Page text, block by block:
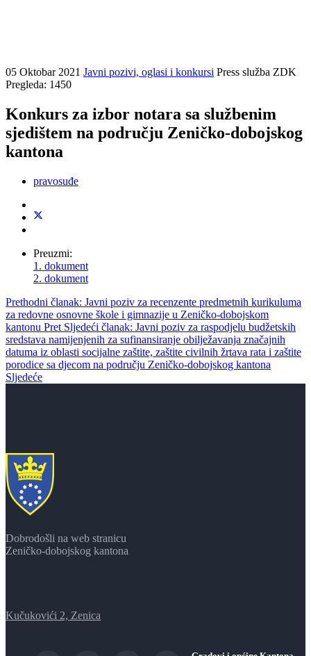
05 Oktobar 2021 Javni pozivi, oglasi i konkursi Press služba ZDK
Pregleda: 1450
Konkurs za izbor notara sa službenim
sjedištem na području Zeničko-dobojskog
kantona
pravosuđe
Preuzmi:
1. dokument
2. dokument
Prethodni članak: Javni poziv za recenzente predmetnih kurikuluma
za redovne osnovne škole i gimnazije u Zeničko-dobojskom
kantonu Pret Sljedeći članak: Javni poziv za raspodjelu budžetskih
sredstava namijenjenih za sufinansiranje obilježavanja značajnih
datuma iz oblasti socijalne zaštite, zaštite civilnih žrtava rata i zaštite
porodice sa djecom na području Zeničko-dobojskog kantona
Sljedeće
Dobrodošli na web stranicu
Zeničko-dobojskog kantona
Kučukovići 2, Zenica